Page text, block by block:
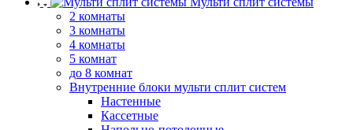
2 комнаты
3 комнаты
4 комнаты
5 комнат
до 8 комнат
Внутренние блоки мульти сплит систем
Настенные
Кассетные